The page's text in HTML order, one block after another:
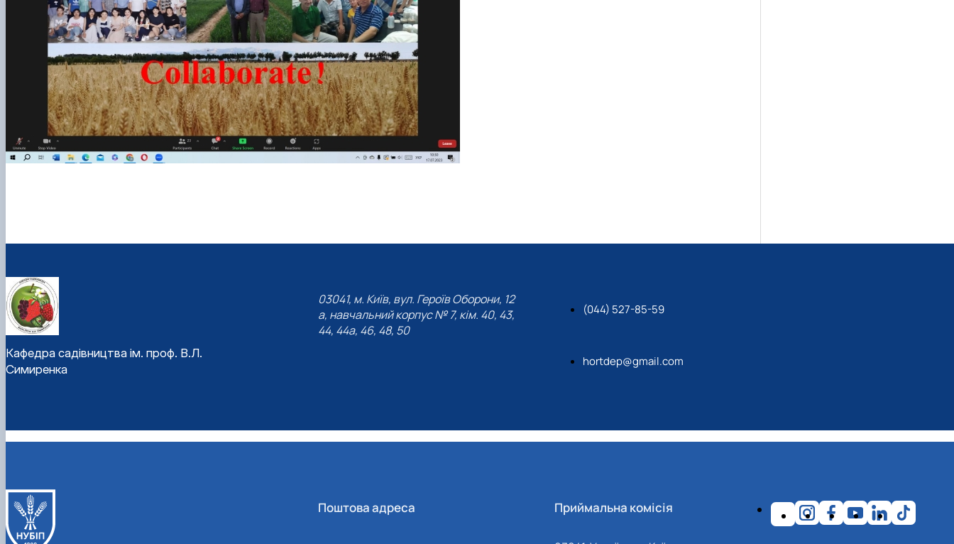
Кафедра садівництва ім. проф. В.Л.
Симиренка
03041, м. Київ, вул. Героїв Оборони, 12
а, навчальний корпус № 7, кім. 40, 43,
44, 44а, 46, 48, 50
(044) 527-85-59
hortdep@gmail.com
Поштова адреса Приймальна комісія